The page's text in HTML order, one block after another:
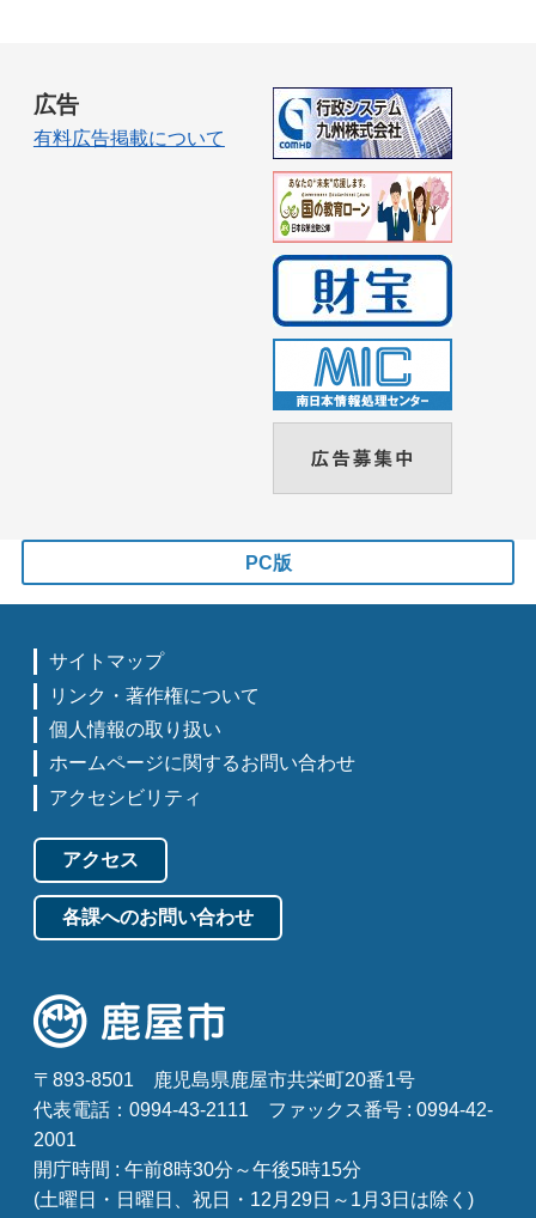
広告
有料広告掲載について
PC版
サイトマップ
リンク・著作権について
個人情報の取り扱い
ホームページに関するお問い合わせ
アクセシビリティ
アクセス
各課へのお問い合わせ
〒893-8501
鹿児島県鹿屋市共栄町20番1号
代表電話：0994-43-2111
ファックス番号 : 0994-42-
2001
開庁時間 : 午前8時30分～午後5時15分
(土曜日・日曜日、祝日・12月29日～1月3日は除く)